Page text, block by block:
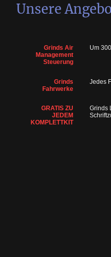
Unsere
Grinds Air
Management
Steuerung
Um
Grinds
Fahrwerke
Jedes
GRATIS ZU
JEDEM
KOMPLETTKIT
Grinds